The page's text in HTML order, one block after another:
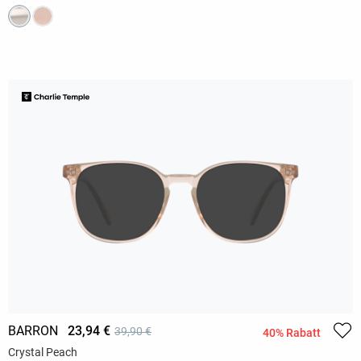
BARRON 23,94 € 39,90 €
40% Rabatt
Crystal Peach